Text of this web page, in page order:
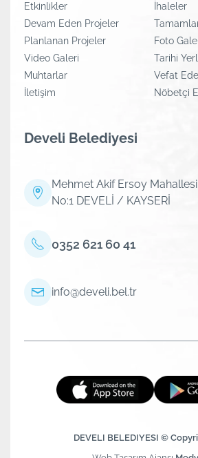
Etkinlikler
İhaleler
Devam Eden Projeler
Planlanan Projeler
Foto
Video Galeri
Tarihi
Muhtarlar
Vefat
İletişim
Nöbetçi
Develi Belediyesi
Mehmet Akif Ersoy
No:1 DEVELİ / KAYSERİ
0352 621 60 41
info@develi.bel.tr
DEVELI BELEDIYESI ©